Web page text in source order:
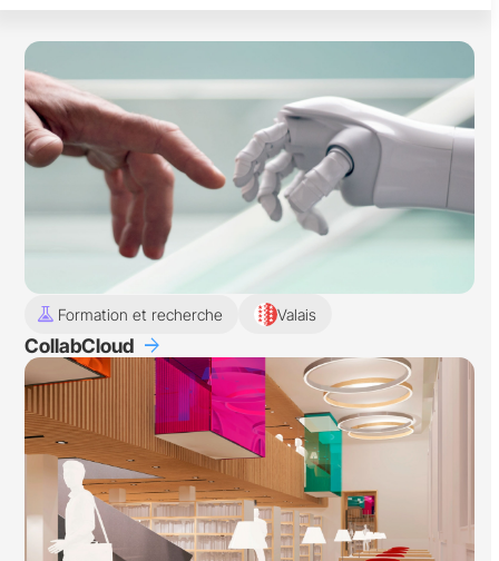
experiment Formation et recherche Valais
CollabCloud arrow_forward